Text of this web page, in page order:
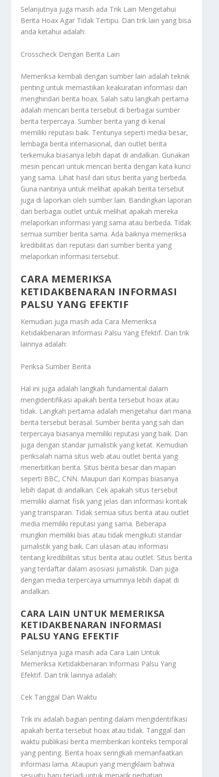
Selanjutnya juga masih ada Trik Lain Mengetahui
Berita Hoax Agar Tidak Tertipu. Dan trik lain yang bisa
anda ketahui adalah:
Crosscheck Dengan Berita Lain
Memeriksa kembali dengan sumber lain adalah teknik
penting untuk memastikan keakuratan informasi dan
menghindari berita hoax. Salah satu langkah pertama
adalah mencari berita tersebut di berbagai sumber
berita terpercaya. Sumber berita yang di kenal
memiliki reputasi baik. Tentunya seperti media besar,
lembaga berita internasional, dan outlet berita
terkemuka biasanya lebih dapat di andalkan. Gunakan
mesin pencari untuk mencari berita dengan kata kunci
yang sama. Lihat hasil dari situs berita yang berbeda.
Guna nantinya untuk melihat apakah berita tersebut
juga di laporkan oleh sumber lain. Bandingkan laporan
dari berbagai outlet untuk melihat apakah mereka
melaporkan informasi yang sama atau berbeda. Tidak
semua sumber berita sama. Ada baiknya memeriksa
kredibilitas dan reputasi dari sumber berita yang
melaporkan informasi tersebut.
CARA MEMERIKSA
KETIDAKBENARAN INFORMASI
PALSU YANG EFEKTIF
Kemudian juga masih ada Cara Memeriksa
Ketidakbenaran Informasi Palsu Yang Efektif. Dan trik
lainnya adalah:
Periksa Sumber Berita
Hal ini juga adalah langkah fundamental dalam
mengidentifikasi apakah berita tersebut hoax atau
tidak. Langkah pertama adalah mengetahui dari mana
berita tersebut berasal. Sumber berita yang sah dan
terpercaya biasanya memiliki reputasi yang baik. Dan
juga dengan standar jurnalistik yang ketat. Kemudian
periksalah nama situs web atau outlet berita yang
menerbitkan berita. Situs berita besar dan mapan
seperti BBC, CNN. Maupun dari Kompas biasanya
lebih dapat di andalkan. Cek apakah situs tersebut
memiliki alamat fisik yang jelas dan informasi kontak
yang transparan. Tidak semua situs berita atau outlet
media memiliki reputasi yang sama. Beberapa
mungkin memiliki bias atau tidak mengikuti standar
jurnalistik yang baik. Cari ulasan atau informasi
tentang kredibilitas situs berita atau outlet. Situs berita
yang terdaftar dalam asosiasi jurnalistik. Dan juga
dengan media terpercaya umumnya lebih dapat di
andalkan.
CARA LAIN UNTUK MEMERIKSA
KETIDAKBENARAN INFORMASI
PALSU YANG EFEKTIF
Selanjutnya juga masih ada Cara Lain Untuk
Memeriksa Ketidakbenaran Informasi Palsu Yang
Efektif. Dan trik lainnya adalah:
Cek Tanggal Dan Waktu
Trik ini adalah bagian penting dalam mengidentifikasi
apakah berita tersebut hoax atau tidak. Tanggal dan
waktu publikasi berita memberikan konteks temporal
yang penting. Berita hoax seringkali memanfaatkan
informasi lama. Ataupun yang mengklaim bahwa